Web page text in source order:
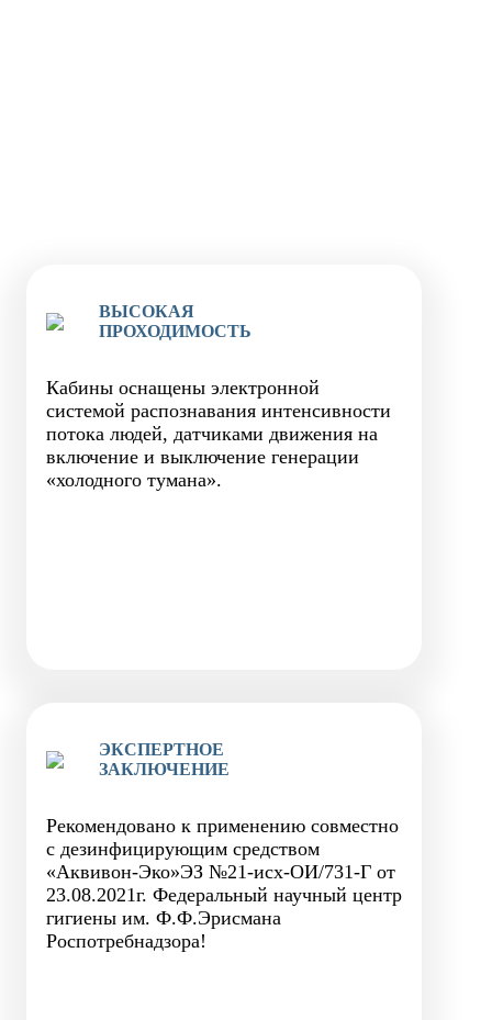
ВЫСОКАЯ
ПРОХОДИМОСТЬ
Кабины оснащены электронной
системой распознавания интенсивности
потока людей, датчиками движения на
включение и выключение генерации
«холодного тумана».
ЭКСПЕРТНОЕ
ЗАКЛЮЧЕНИЕ
Рекомендовано к применению совместно
с дезинфицирующим средством
«Аквивон-Эко»ЭЗ №21-исх-ОИ/731-Г от
23.08.2021г. Федеральный научный центр
гигиены им. Ф.Ф.Эрисмана
Роспотребнадзора!